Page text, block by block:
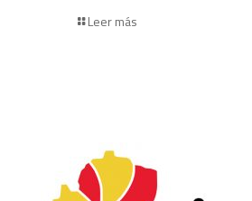
Leer más